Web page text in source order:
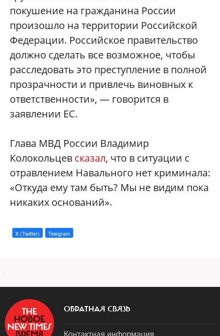
покушение на гражданина России
произошло на территории Российской
Федерации. Российское правительство
должно сделать все возможное, чтобы
расследовать это преступление в полной
прозрачности и привлечь виновных к
ответственности», — говорится в
заявлении ЕС.
Глава МВД России Владимир
Колокольцев сказал, что в ситуации с
отравлением Навального нет криминала:
«Откуда ему там быть? Мы не видим пока
никаких оснований».
X (Twitter) Telegram
ОБРАТНАЯ СВЯЗЬ